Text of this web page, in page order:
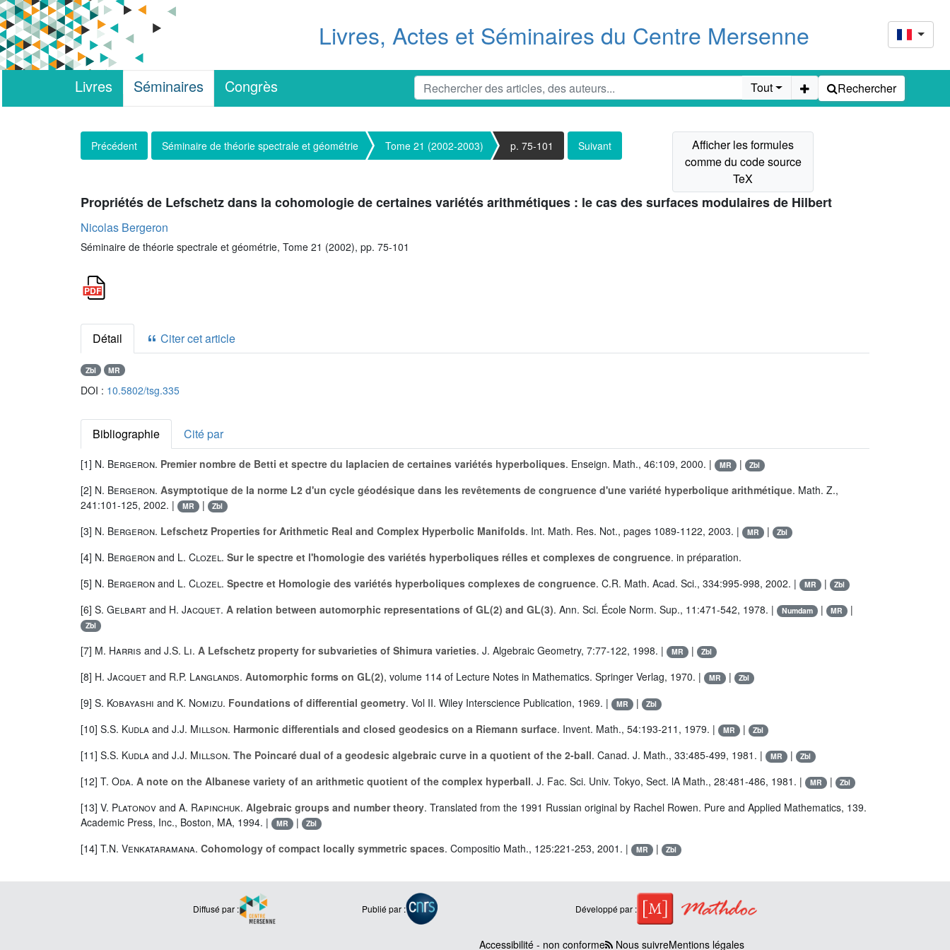
Livres, Actes et Séminaires du Centre Mersenne
Livres Séminaires Congrès Tout Rechercher
Précédent Séminaire de théorie spectrale et géométrie Tome 21 (2002-2003) p. 75-101 Suivant
Propriétés de Lefschetz dans la cohomologie de certaines variétés arithmétiques : le cas des surfaces modulaires de Hilbert
Nicolas Bergeron
Séminaire de théorie spectrale et géométrie, Tome 21 (2002), pp. 75-101
Détail Citer cet article
Zbl MR
DOI : 10.5802/tsg.335
Bibliographie Cité par
[1] N. Bergeron. Premier nombre de Betti et spectre du laplacien de certaines variétés hyperboliques. Enseign. Math., 46:109, 2000. | MR | Zbl
[2] N. Bergeron. Asymptotique de la norme L2 d'un cycle géodésique dans les revêtements de congruence d'une variété hyperbolique arithmétique. Math. Z.,
241:101-125, 2002. |
MR | Zbl
[3] N. Bergeron. Lefschetz Properties for Arithmetic Real and Complex Hyperbolic Manifolds. Int. Math. Res. Not., pages 1089-1122, 2003. | MR | Zbl
[4] N. Bergeron and L. Clozel. Sur le spectre et l'homologie des variétés hyperboliques rélles et complexes de congruence. in préparation.
[5] N. Bergeron and L. Clozel. Spectre et Homologie des variétés hyperboliques complexes de congruence. C.R. Math. Acad. Sci., 334:995-998, 2002. | MR | Zbl
[6] S. Gelbart and H. Jacquet. A relation between automorphic representations of GL(2) and GL(3). Ann. Sci. École Norm. Sup., 11:471-542, 1978. | Numdam | MR |
Zbl
[7] M. Harris and J.S. Li. A Lefschetz property for subvarieties of Shimura varieties. J. Algebraic Geometry, 7:77-122, 1998. | MR | Zbl
[8] H. Jacquet and R.P. Langlands. Automorphic forms on GL(2), volume 114 of Lecture Notes in Mathematics. Springer Verlag, 1970. | MR | Zbl
[9] S. Kobayashi and K. Nomizu. Foundations of differential geometry. Vol II. Wiley Interscience Publication, 1969. | MR | Zbl
[10] S.S. Kudla and J.J. Millson. Harmonic differentials and closed geodesics on a Riemann surface. Invent. Math., 54:193-211, 1979. | MR | Zbl
[11] S.S. Kudla and J.J. Millson. The Poincaré dual of a geodesic algebraic curve in a quotient of the 2-ball. Canad. J. Math., 33:485-499, 1981. | MR | Zbl
[12] T. Oda. A note on the Albanese variety of an arithmetic quotient of the complex hyperball. J. Fac. Sci. Univ. Tokyo, Sect. lA Math., 28:481-486, 1981. | MR | Zbl
[13] V. Platonov and A. Rapinchuk. Algebraic groups and number theory. Translated from the 1991 Russian original by Rachel Rowen. Pure and Applied Mathematics, 139.
Academic Press, Inc., Boston, MA, 1994. |
MR | Zbl
[14] T.N. Venkataramana. Cohomology of compact locally symmetric spaces. Compositio Math., 125:221-253, 2001. | MR | Zbl
Diffusé par : Publié par : Développé par :
Accessibilité - non conforme Nous suivreMentions légales